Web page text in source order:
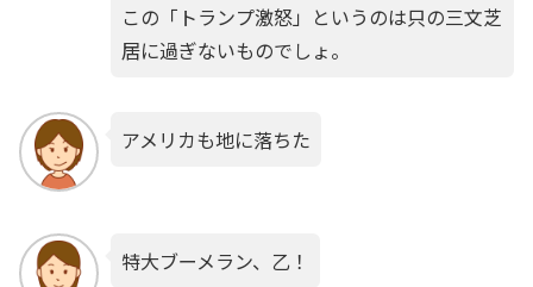
この「トランプ激怒」というのは只の三文芝
居に過ぎないものでしょ。
アメリカも地に落ちた
特大ブーメラン、乙！